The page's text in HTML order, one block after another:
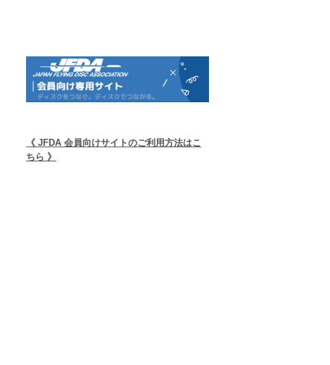
《 JFDA 会員向けサイトのご利用方法はこ
ちら 》